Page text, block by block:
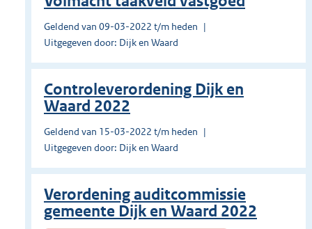
Geldend van 09-03-2022 t/m heden
Uitgegeven door: Dijk en Waard
Controleverordening Dijk en
Waard 2022
Geldend van 15-03-2022 t/m heden
Uitgegeven door: Dijk en Waard
Verordening auditcommissie
gemeente Dijk en Waard 2022